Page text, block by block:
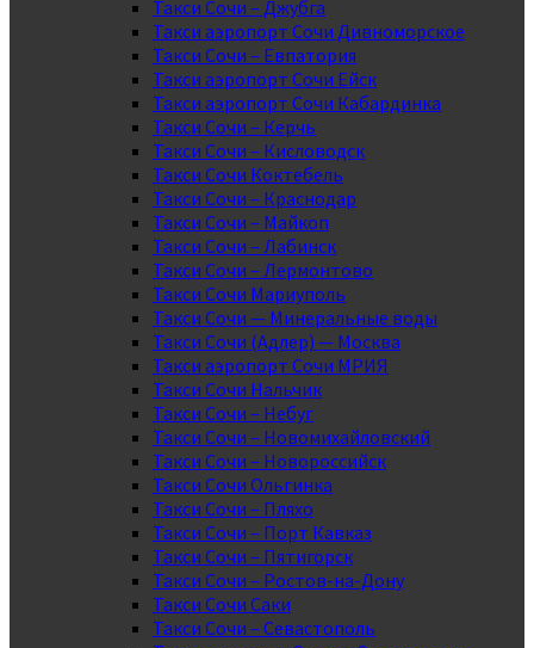
Такси Сочи – Джубга
Такси аэропорт Сочи Дивноморское
Такси Сочи – Евпатория
Такси аэропорт Сочи Ейск
Такси аэропорт Сочи Кабардинка
Такси Сочи – Керчь
Такси Сочи – Кисловодск
Такси Сочи Коктебель
Такси Сочи – Краснодар
Такси Сочи – Майкоп
Такси Сочи – Лабинск
Такси Сочи – Лермонтово
Такси Сочи Мариуполь
Такси Сочи — Минеральные воды
Такси Сочи (Адлер) — Москва
Такси аэропорт Сочи МРИЯ
Такси Сочи Нальчик
Такси Сочи – Небуг
Такси Сочи – Новомихайловский
Такси Сочи – Новороссийск
Такси Сочи Ольгинка
Такси Сочи – Пляхо
Такси Сочи – Порт Кавказ
Такси Сочи – Пятигорск
Такси Сочи – Ростов-на-Дону
Такси Сочи Саки
Такси Сочи – Севастополь